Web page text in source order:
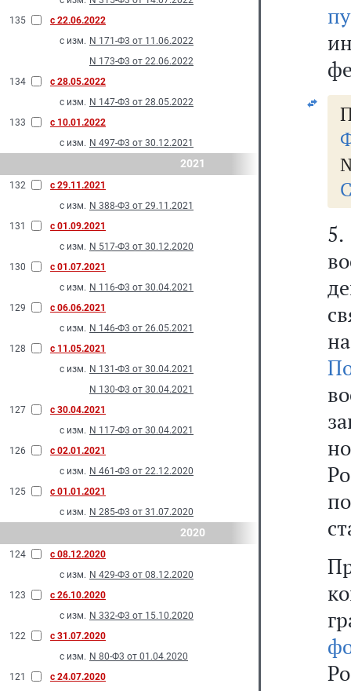
135
с 22.06.2022
с изм. N 171-Ф3 от 11.06.2022
N 173-Ф3 от 22.06.2022
134
с 28.05.2022
с изм. N 147-Ф3 от 28.05.2022
133
с 10.01.2022
с изм. N 497-Ф3 от 30.12.2021
2021
132
с 29.11.2021
с изм. N 388-Ф3 от 29.11.2021
131
с 01.09.2021
с изм. N 517-Ф3 от 30.12.2020
130
с 01.07.2021
с изм. N 116-Ф3 от 30.04.2021
129
с 06.06.2021
с изм. N 146-Ф3 от 26.05.2021
128
с 11.05.2021
с изм. N 131-Ф3 от 30.04.2021
N 130-Ф3 от 30.04.2021
127
с 30.04.2021
с изм. N 117-Ф3 от 30.04.2021
126
с 02.01.2021
с изм. N 461-Ф3 от 22.12.2020
125
с 01.01.2021
с изм. N 285-Ф3 от 31.07.2020
2020
124
с 08.12.2020
с изм. N 429-Ф3 от 08.12.2020
123
с 26.10.2020
с изм. N 332-Ф3 от 15.10.2020
122
с 31.07.2020
с изм. N 80-Ф3 от 01.04.2020
121
с 24.07.2020
5.